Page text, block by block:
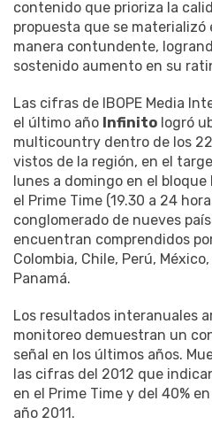
contenido que prioriza la
propuesta que se materializó
manera contundente,
sostenido aumento en su
Las cifras de IBOPE Media
el último año Infinito logró
multicountry dentro de los
vistos de la región, en el
lunes a domingo en el
el Prime Time (19.30 a 24
conglomerado de nueves
encuentran comprendidos
Colombia, Chile, Perú,
Panamá.
Los resultados interanuales
monitoreo demuestran un
señal en los últimos años.
las cifras del 2012 que
en el Prime Time y del 40%
año 2011.